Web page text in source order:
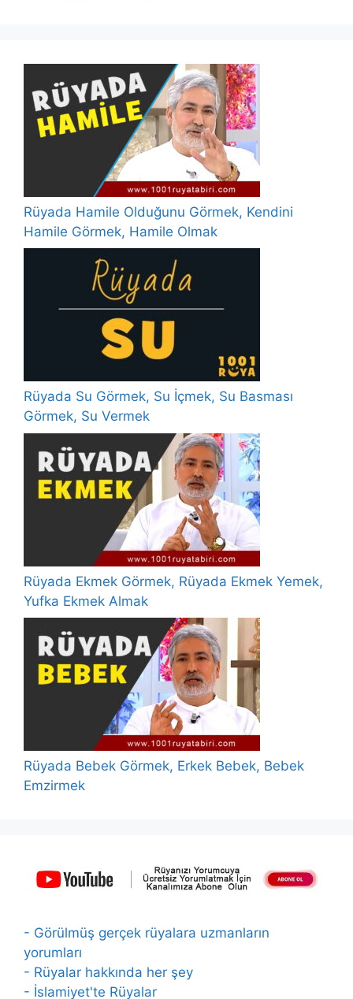
Rüyada Hamile Olduğunu Görmek, Kendini
Hamile Görmek, Hamile Olmak
Rüyada Su Görmek, Su İçmek, Su Basması
Görmek, Su Vermek
Rüyada Ekmek Görmek, Rüyada Ekmek Yemek,
Yufka Ekmek Almak
Rüyada Bebek Görmek, Erkek Bebek, Bebek
Emzirmek
- Görülmüş gerçek rüyalara uzmanların
yorumları
- Rüyalar hakkında her şey
- İslamiyet'te Rüyalar